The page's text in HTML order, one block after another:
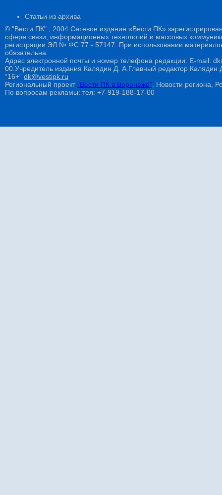
Статьи из архива
© "Вести ПК" , 2004.Сетевое издание «Вести ПК»
сфере связи, информационных технологий и массовых
регистрации ЭЛ № ФС 77 - 57147. При использовании
обязательна.
Адрес электронной почты и номер телефона редакции: E-mail:
00.Учредитель издания Калядин Д. А.Главный редактор
“16+” dk@vestipk.ru
Региональный проект"Вести ПК в Воронеже" . Новости региона,
По вопросам рекламы: тел: +7-919-188-17-00